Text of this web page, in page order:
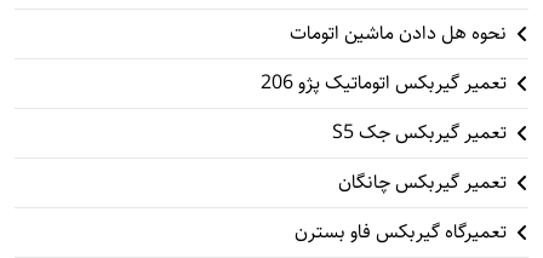
نحوه هل دادن ماشین اتومات
تعمیر گیربکس اتوماتیک پژو 206
تعمیر گیربکس جک S5
تعمیر گیربکس چانگان
تعمیرگاه گیربکس فاو بسترن